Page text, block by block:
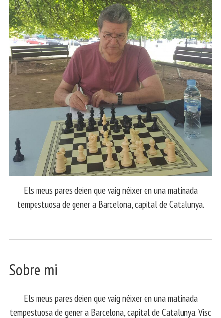
Els meus pares deien que vaig néixer en una matinada
tempestuosa de gener a Barcelona, capital de Catalunya.
Sobre mi
Els meus pares deien que vaig néixer en una matinada
tempestuosa de gener a Barcelona, capital de Catalunya. Visc